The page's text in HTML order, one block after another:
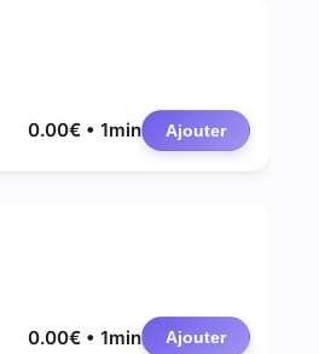
0.00€ • 1min Ajouter
0.00€ • 1min Ajouter